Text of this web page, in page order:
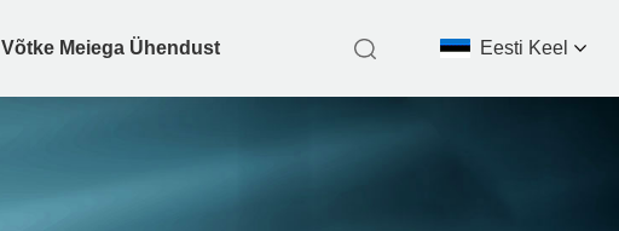
Eesti Keel
Võtke Meiega Ühendust